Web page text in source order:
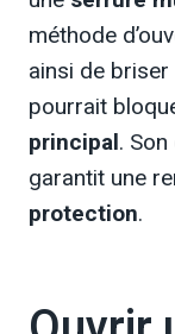
méthode
ainsi de
pourrait
principal.
garantit une
protection.